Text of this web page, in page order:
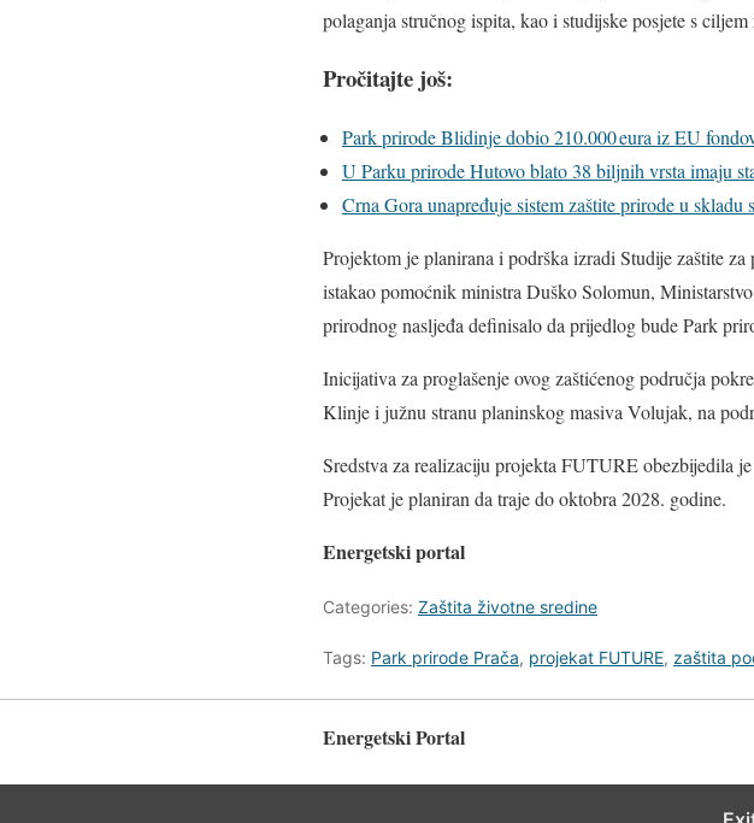
polaganja stručnog ispita, kao i studijske posjete s
Pročitajte još:
Park prirode Blidinje dobio 210.000 eura iz EU
U Parku prirode Hutovo blato 38 biljnih vrsta imaju
Crna Gora unapređuje sistem zaštite prirode u skladu
Projektom je planirana i podrška izradi Studije zaštite
istakao pomoćnik ministra Duško Solomun,
prirodnog nasljeđa definisalo da prijedlog bude Park
Inicijativa za proglašenje ovog zaštićenog područja
Klinje i južnu stranu planinskog masiva Volujak, na
Sredstva za realizaciju projekta FUTURE obezbijedila
Projekat je planiran da traje do oktobra 2028. godine.
Energetski portal
Categories: Zaštita životne sredine
Tags: Park prirode Prača, projekat FUTURE, zaštita
Energetski Portal